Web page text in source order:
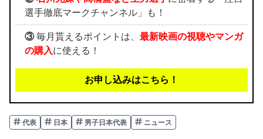
選手徹底マークチャンネル」も！
③毎月貰えるポイントは、 最新映画の視聴やマンガ
の購入に使える！
お申し込みはこちら！
代表 日本 男子日本代表 ニュース